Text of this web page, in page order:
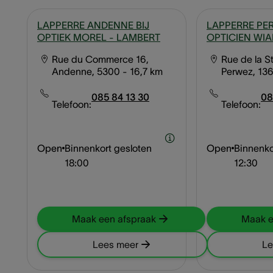
LAPPERRE ANDENNE BIJ
OPTIEK MOREL - LAMBERT
Rue du Commerce 16,
Andenne, 5300 - 16,7 km
Telefoon:
085 84 13 30
Open Binnenkort gesloten
18:00
Maak een afspraak
Lees meer
LAPPERRE
OPTICIEN
Rue de la
Perwez,
Telefoon:
Open
12:30
Maak